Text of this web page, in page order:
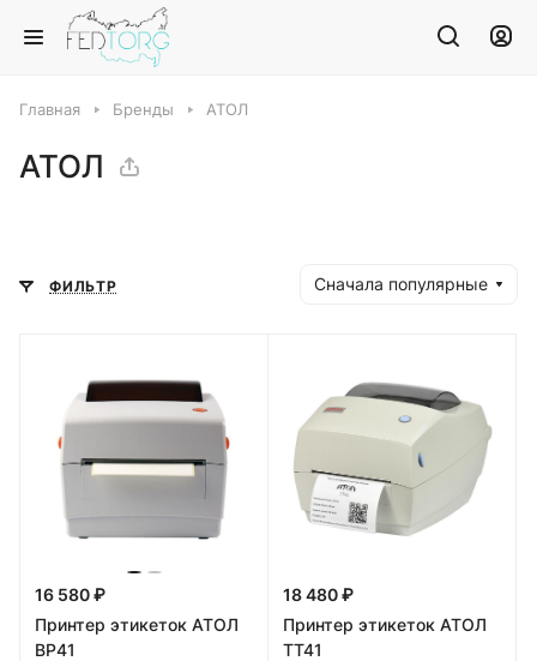
Главная Бренды АТОЛ
АТОЛ
ФИЛЬТР Сначала популярные
16 580 ₽
Принтер этикеток АТОЛ
ВР41
18 480 ₽
Принтер этикеток АТОЛ
ТТ41